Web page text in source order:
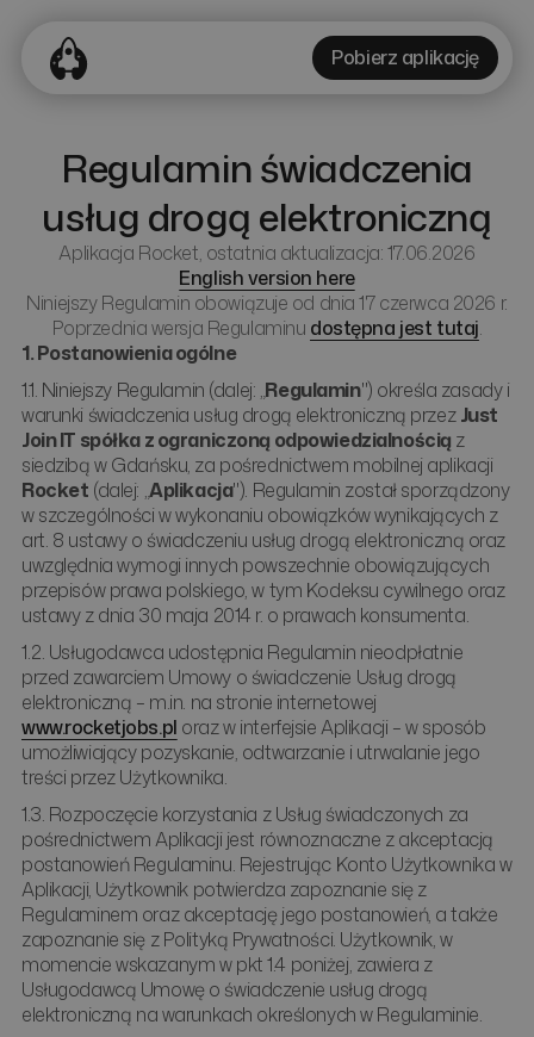
Pobierz aplikację
Regulamin świadczenia
usług drogą elektroniczną
Aplikacja Rocket, ostatnia aktualizacja: 17.06.2026
English version here
Niniejszy Regulamin obowiązuje od dnia 17 czerwca 2026 r.
Poprzednia wersja Regulaminu dostępna jest tutaj.
1. Postanowienia ogólne
1.1. Niniejszy Regulamin (dalej: „Regulamin") określa zasady i
warunki świadczenia usług drogą elektroniczną przezJust
Join IT spółka z ograniczoną odpowiedzialnością z
siedzibą w Gdańsku, za pośrednictwem mobilnej aplikacji
Rocket (dalej: „Aplikacja"). Regulamin został sporządzony
w szczególności w wykonaniu obowiązków wynikających z
art. 8 ustawy o świadczeniu usług drogą elektroniczną oraz
uwzględnia wymogi innych powszechnie obowiązujących
przepisów prawa polskiego, w tym Kodeksu cywilnego oraz
ustawy z dnia 30 maja 2014 r. o prawach konsumenta.
1.2. Usługodawca udostępnia Regulamin nieodpłatnie
przed zawarciem Umowy o świadczenie Usług drogą
elektroniczną – m.in. na stronie internetowej
www.rocketjobs.pl oraz w interfejsie Aplikacji – w sposób
umożliwiający pozyskanie, odtwarzanie i utrwalanie jego
treści przez Użytkownika.
1.3. Rozpoczęcie korzystania z Usług świadczonych za
pośrednictwem Aplikacji jest równoznaczne z akceptacją
postanowień Regulaminu. Rejestrując Konto Użytkownika w
Aplikacji, Użytkownik potwierdza zapoznanie się z
Regulaminem oraz akceptację jego postanowień, a także
zapoznanie się z Polityką Prywatności. Użytkownik, w
momencie wskazanym w pkt 1.4 poniżej, zawiera z
Usługodawcą Umowę o świadczenie usług drogą
elektroniczną na warunkach określonych w Regulaminie.